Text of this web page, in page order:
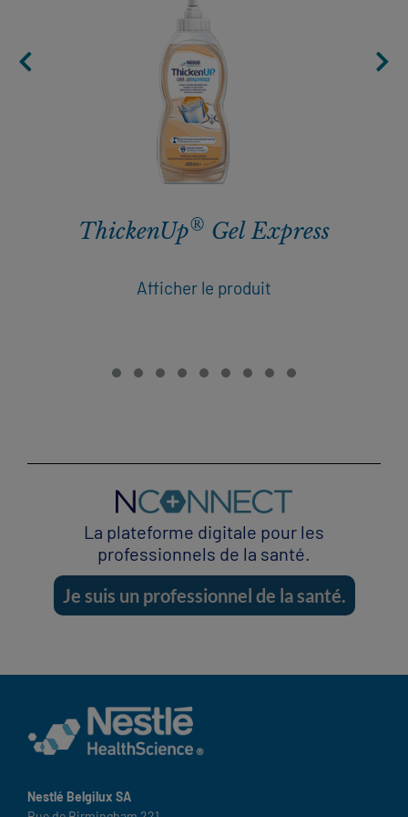
ThickenUp® Gel Express
Afficher le produit
La plateforme digitale pour les
professionnels de la santé.
Je suis un professionnel de la santé.
Nestlé Belgilux SA